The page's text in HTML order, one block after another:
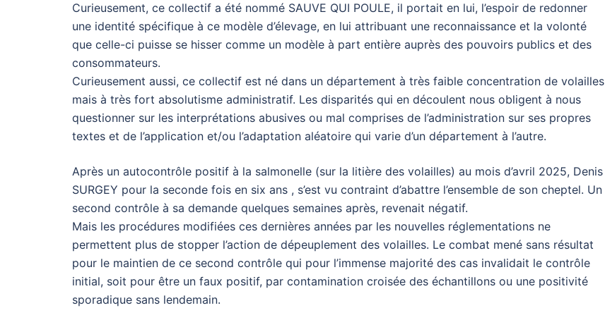
Curieusement, ce collectif a été nommé SAUVE QUI POULE, il portait en lui, l’espoir de redonner
une identité spécifique à ce modèle d’élevage, en lui attribuant une reconnaissance et la volonté
que celle-ci puisse se hisser comme un modèle à part entière auprès des pouvoirs publics et des
consommateurs.
Curieusement aussi, ce collectif est né dans un département à très faible concentration de volailles
mais à très fort absolutisme administratif. Les disparités qui en découlent nous obligent à nous
questionner sur les interprétations abusives ou mal comprises de l’administration sur ses propres
textes et de l’application et/ou l’adaptation aléatoire qui varie d’un département à l’autre.
Après un autocontrôle positif à la salmonelle (sur la litière des volailles) au mois d’avril 2025, Denis
SURGEY pour la seconde fois en six ans , s’est vu contraint d’abattre l’ensemble de son cheptel. Un
second contrôle à sa demande quelques semaines après, revenait négatif.
Mais les procédures modifiées ces dernières années par les nouvelles réglementations ne
permettent plus de stopper l’action de dépeuplement des volailles. Le combat mené sans résultat
pour le maintien de ce second contrôle qui pour l’immense majorité des cas invalidait le contrôle
initial, soit pour être un faux positif, par contamination croisée des échantillons ou une positivité
sporadique sans lendemain.